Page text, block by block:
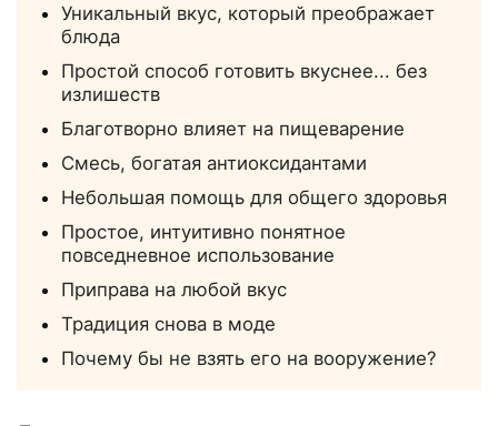
Уникальный вкус, который преображает
блюда
Простой способ готовить вкуснее... без
излишеств
Благотворно влияет на пищеварение
Смесь, богатая антиоксидантами
Небольшая помощь для общего здоровья
Простое, интуитивно понятное
повседневное использование
Приправа на любой вкус
Традиция снова в моде
Почему бы не взять его на вооружение?